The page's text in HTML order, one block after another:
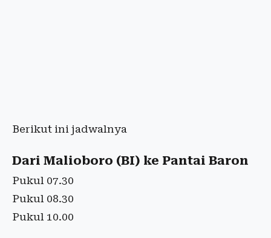
Berikut ini jadwalnya
Dari Malioboro (BI) ke Pantai Baron
Pukul 07.30
Pukul 08.30
Pukul 10.00